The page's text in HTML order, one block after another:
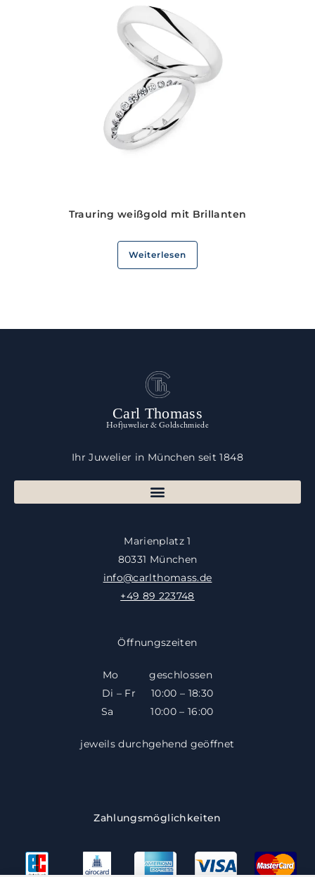
Trauring weißgold mit Brillanten
Weiterlesen
Carl Thomass
Hofjuwelier & Goldschmiede
Ihr Juwelier in München seit 1848
Marienplatz 1
80331 München
info@carlthomass.de
+49 89 223748
Öffnungszeiten
Mo geschlossen
Di – Fr 10:00 – 18:30
​​Sa 10:00 – 16:00
jeweils durchgehend geöffnet
Zahlungsmöglichkeiten